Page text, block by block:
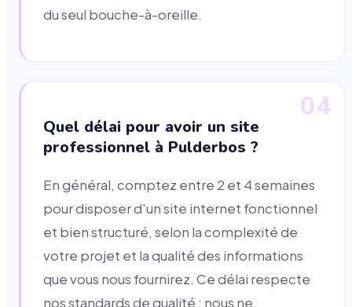
du seul bouche-à-oreille.
04
Quel délai pour avoir un site
professionnel à Pulderbos ?
En général, comptez entre 2 et 4 semaines
pour disposer d'un site internet fonctionnel
et bien structuré, selon la complexité de
votre projet et la qualité des informations
que vous nous fournirez. Ce délai respecte
nos standards de qualité : nous ne